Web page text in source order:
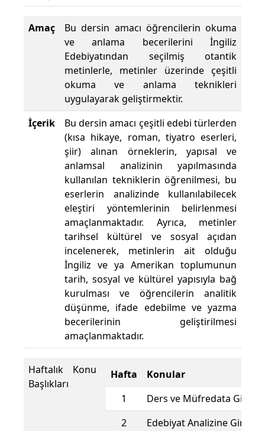
Amaç
Bu dersin amacı öğrencilerin okuma
ve anlama becerilerini İngiliz
Edebiyatından seçilmiş otantik
metinlerle, metinler üzerinde çeşitli
okuma ve anlama teknikleri
uygulayarak geliştirmektir.
İçerik
Bu dersin amacı çeşitli edebi türlerden
(kısa hikaye, roman, tiyatro eserleri,
şiir) alınan örneklerin, yapısal ve
anlamsal analizinin yapılmasında
kullanılan tekniklerin öğrenilmesi, bu
eserlerin analizinde kullanılabilecek
eleştiri yöntemlerinin belirlenmesi
amaçlanmaktadır. Ayrıca, metinler
tarihsel kültürel ve sosyal açıdan
incelenerek, metinlerin ait olduğu
İngiliz ve ya Amerikan toplumunun
tarih, sosyal ve kültürel yapısıyla bağ
kurulması ve öğrencilerin analitik
düşünme, ifade edebilme ve yazma
becerilerinin geliştirilmesi
amaçlanmaktadır.
Haftalık Konu
Başlıkları
Hafta
Konular
1
Ders ve Müfredata Giriş
2
Edebiyat Analizine Giriş